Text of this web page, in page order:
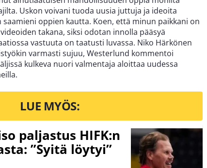
Uskon voivani tuoda uusia juttuja ja ideoita
oppien kautta. Koen, että minun paikkani on
takana, siksi odotan innolla pääsyä
vastuuta on taatusti luvassa. Niko Härkönen
varmasti sujuu, Westerlund kommentoi
kulkeva nuori valmentaja aloittaa uudessa
LUE MYÖS:
paljastus HIFK:n
”Syitä löytyi”